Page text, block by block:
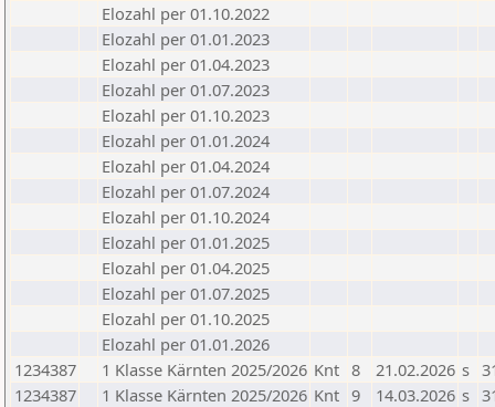
Elozahl per 01.10.2022
Elozahl per 01.01.2023
Elozahl per 01.04.2023
Elozahl per 01.07.2023
Elozahl per 01.10.2023
Elozahl per 01.01.2024
Elozahl per 01.04.2024
Elozahl per 01.07.2024
Elozahl per 01.10.2024
Elozahl per 01.01.2025
Elozahl per 01.04.2025
Elozahl per 01.07.2025
Elozahl per 01.10.2025
Elozahl per 01.01.2026
1234387
1 Klasse Kärnten 2025/2026 Knt 8 21.02.2026 s
1234387
1 Klasse Kärnten 2025/2026 Knt 9 14.03.2026 s